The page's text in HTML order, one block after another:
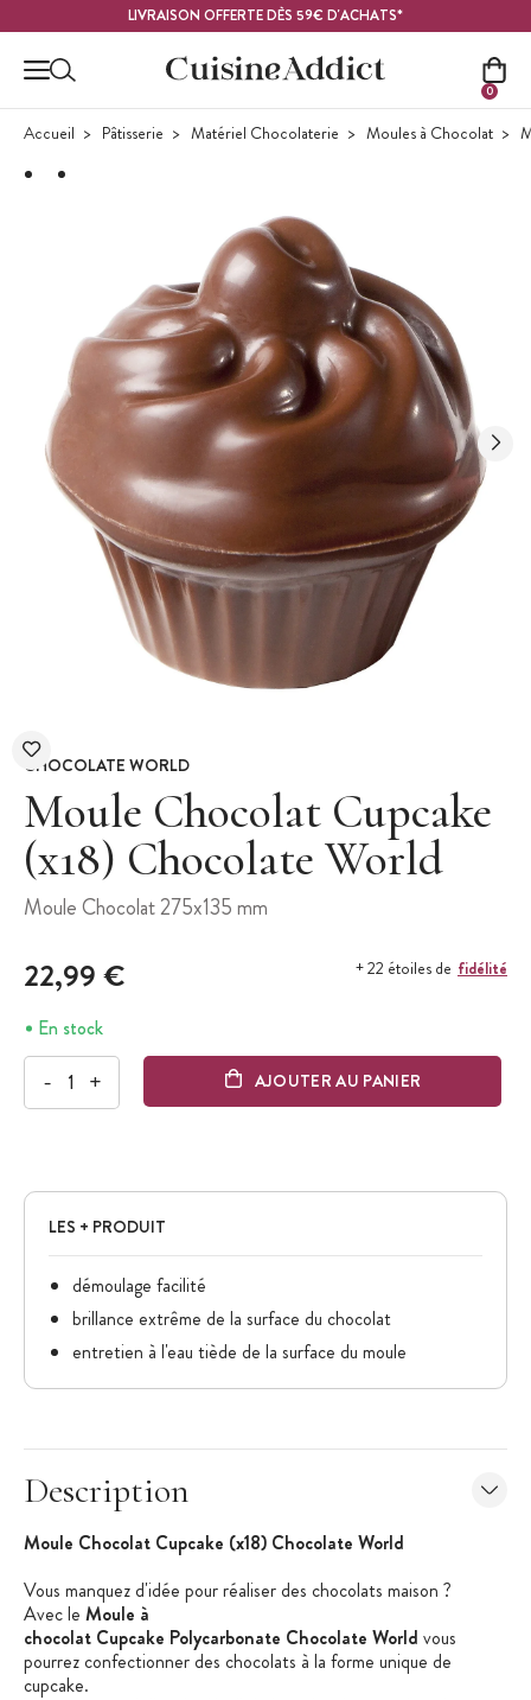
LIVRAISON OFFERTE DÈS 59€ D'ACHATS*
0
Accueil Pâtisserie Matériel Chocolaterie Moules à Chocolat
CHOCOLATE WORLD
Moule Chocolat Cupcake
(x18) Chocolate World
Moule Chocolat 275x135 mm
22,99 € + 22 étoiles de fidélité
En stock
- + AJOUTER AU PANIER
LES + PRODUIT
démoulage facilité
brillance extrême de la surface du chocolat
entretien à l'eau tiède de la surface du moule
Description
Moule Chocolat Cupcake (x18) Chocolate World
Vous manquez d'idée pour réaliser des chocolats maison ?
Avec le Moule à
chocolat Cupcake Polycarbonate Chocolate World vous
pourrez confectionner des chocolats à la forme unique de
cupcake.